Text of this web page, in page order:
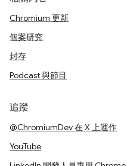
Chromium 更新
個案研究
封存
Podcast 與節目
追蹤
@ChromiumDev 在 X 上運作
YouTube